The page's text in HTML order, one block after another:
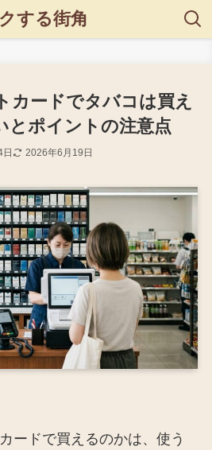
する街角
カードでタバコは買え
とポイントの注意点
2026年6月19日
ードで買えるのかは、使う